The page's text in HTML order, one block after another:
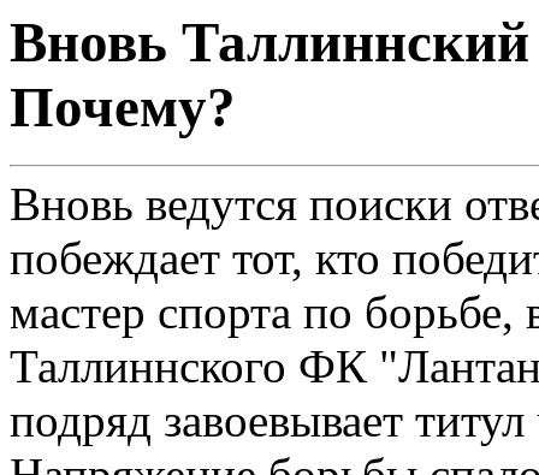
Вновь
Почему?
Вновь ведутся поиски
побеждает тот, кто
мастер спорта по борьбе,
Таллиннского ФК
подряд завоевывает